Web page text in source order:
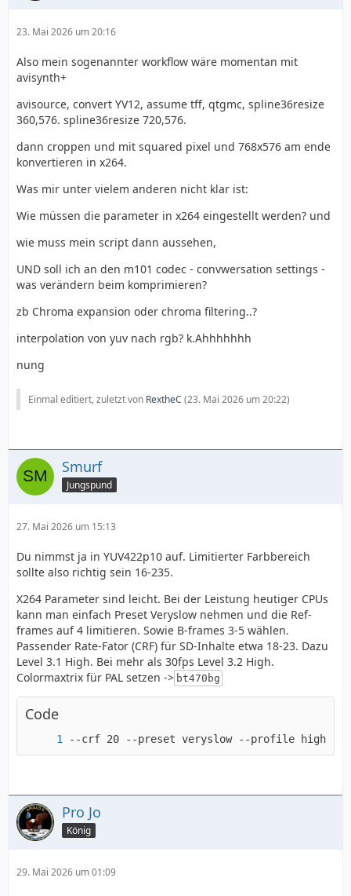
23. Mai 2026 um 20:16
Also mein sogenannter workflow wäre momentan mit
avisynth+
avisource, convert YV12, assume tff, qtgmc, spline36resize
360,576. spline36resize 720,576.
dann croppen und mit squared pixel und 768x576 am ende
konvertieren in x264.
Was mir unter vielem anderen nicht klar ist:
Wie müssen die parameter in x264 eingestellt werden? und
wie muss mein script dann aussehen,
UND soll ich an den m101 codec - convwersation settings -
was verändern beim komprimieren?
zb Chroma expansion oder chroma filtering..?
interpolation von yuv nach rgb? k.Ahhhhhhh
nung
Einmal editiert, zuletzt von RextheC (23. Mai 2026 um 20:22)
Smurf
Jungspund
27. Mai 2026 um 15:13
Du nimmst ja in YUV422p10 auf. Limitierter Farbbereich
sollte also richtig sein 16-235.
X264 Parameter sind leicht. Bei der Leistung heutiger CPUs
kann man einfach Preset Veryslow nehmen und die Ref-
frames auf 4 limitieren. Sowie B-frames 3-5 wählen.
Passender Rate-Fator (CRF) für SD-Inhalte etwa 18-23. Dazu
Level 3.1 High. Bei mehr als 30fps Level 3.2 High.
Colormaxtrix für PAL setzen -> bt470bg
Code
--crf 20 --preset veryslow --profile high --
Pro Jo
König
29. Mai 2026 um 01:09